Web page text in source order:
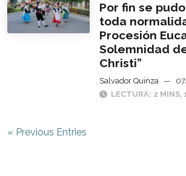
Por fin se
toda
Procesión
Solemnidad
Christi”
Salvador Quinza —
LECTURA: 2 MINS,
« Previous Entries